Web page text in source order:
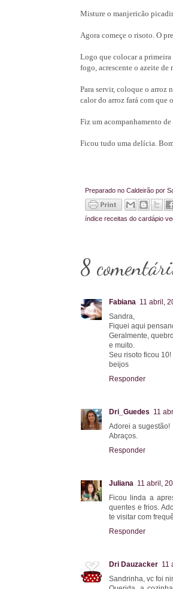
Misture o manjericão
Agora começe o risoto. O
Logo que colocar a primeira
fogo, acrescente o azeite de
Para servir, coloque o arroz
calor do arroz fará com que
Fiz um acompanhamento
Ficou tudo uma delícia.
Preparado no Caldeirão por
índice receitas do cardápio
8
Fabiana 11 abril,
Sandra,
Fiquei aqui
Geralmente,
e muito.
Seu risoto ficou 10!
beijos
Responder
Dri_Guedes 11
Adorei a sugestão!
Abraços.
Responder
Juliana 11 abril,
Ficou linda a
quentes e frios.
te visitar com
Responder
Dri Dauzacker 11
Sandrinha, vc foi